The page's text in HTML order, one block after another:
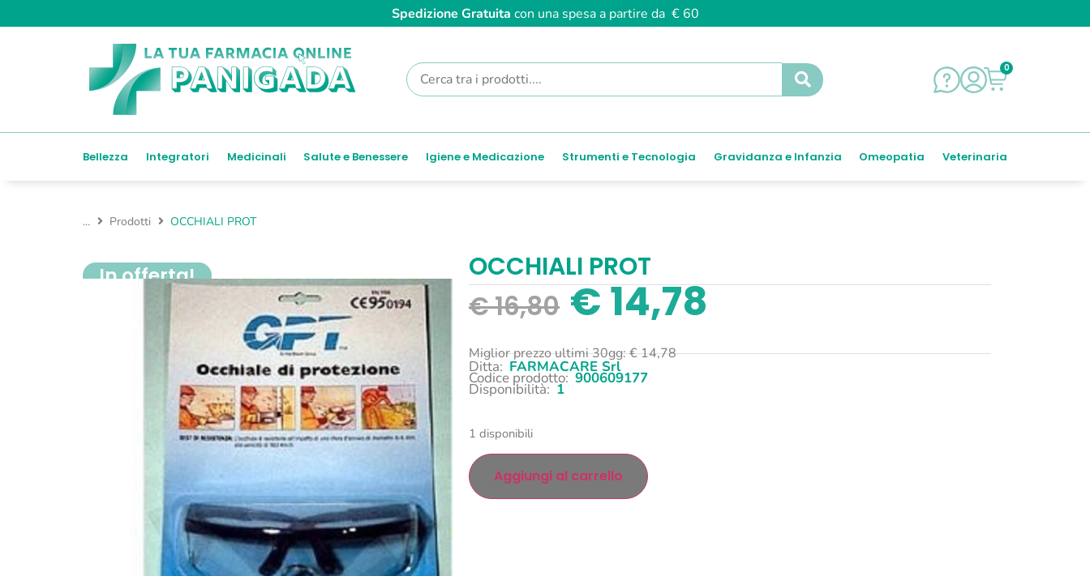
Spedizione Gratuita con una spesa a partire da € 60
0
Bellezza Integratori Medicinali Salute e Benessere Igiene e Medicazione Strumenti e Tecnologia Gravidanza e Infanzia Omeopatia Veterinaria
... Prodotti OCCHIALI PROT
In offerta! OCCHIALI PROT
€16,80 €14,78
Miglior prezzo ultimi 30gg:€14,78
Ditta: FARMACARE Srl
Codice prodotto: 900609177
Disponibilità: 1
1 disponibili
Aggiungi al carrello